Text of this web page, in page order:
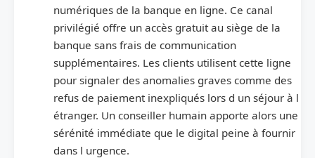
numériques de la banque en ligne. Ce canal
privilégié offre un accès gratuit au siège de la
banque sans frais de communication
supplémentaires. Les clients utilisent cette ligne
pour signaler des anomalies graves comme des
refus de paiement inexpliqués lors d un séjour à l
étranger. Un conseiller humain apporte alors une
sérénité immédiate que le digital peine à fournir
dans l urgence.